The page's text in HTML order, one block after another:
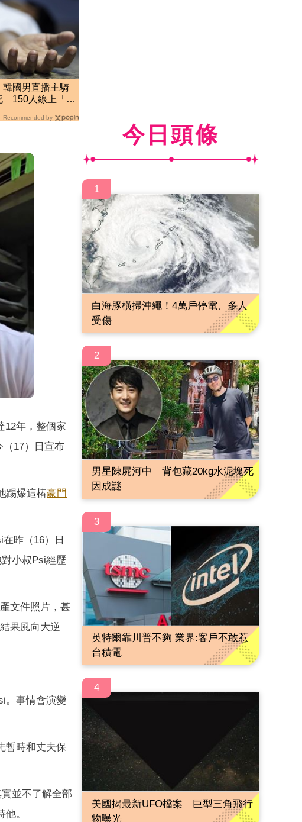
韓國男直播主騎
150人線上「目
Recommended by
12年，整個家
（17）日宣布
踢爆這樁豪門
昨（16）日
小叔Psi經歷
文件照片，甚
果風向大逆
。事情會演變
暫時和丈夫保
並不了解全部
。
今日頭條
1
白海豚橫掃沖繩！4萬戶停電、多人
受傷
2
男星陳屍河中 背包藏20kg水泥塊死
因成謎
3
英特爾靠川普不夠 業界:客戶不敢惹
台積電
4
美國揭最新UFO檔案 巨型三角飛行
物曝光